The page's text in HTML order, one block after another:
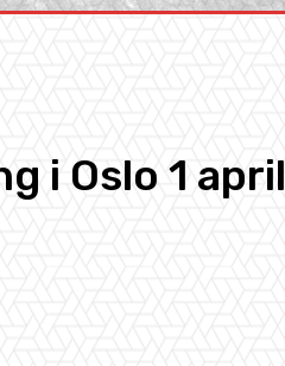
i Oslo 1 april